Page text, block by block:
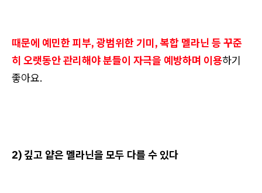
때문에 예민한 피부, 광범위한 기미, 복합 멜라닌 등 꾸준
히 오랫동안 관리해야 분들이 자극을 예방하며 이용하기
좋아요.
2) 깊고 얕은 멜라닌을 모두 다를 수 있다